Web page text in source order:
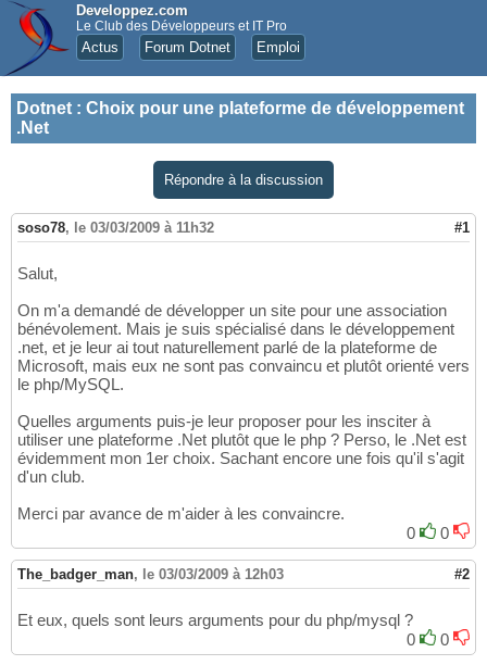
Developpez.com
Le Club des Développeurs et IT Pro
Actus Forum Dotnet Emploi
Dotnet : Choix pour une plateforme de développement
.Net
Répondre à la discussion
soso78, le 03/03/2009 à 11h32 #1
Salut,
On m'a demandé de développer un site pour une association
bénévolement. Mais je suis spécialisé dans le développement
.net, et je leur ai tout naturellement parlé de la plateforme de
Microsoft, mais eux ne sont pas convaincu et plutôt orienté vers
le php/MySQL.
Quelles arguments puis-je leur proposer pour les insciter à
utiliser une plateforme .Net plutôt que le php ? Perso, le .Net est
évidemment mon 1er choix. Sachant encore une fois qu'il s'agit
d'un club.
Merci par avance de m'aider à les convaincre.
0
0
The_badger_man, le 03/03/2009 à 12h03 #2
Et eux, quels sont leurs arguments pour du php/mysql ?
0
0